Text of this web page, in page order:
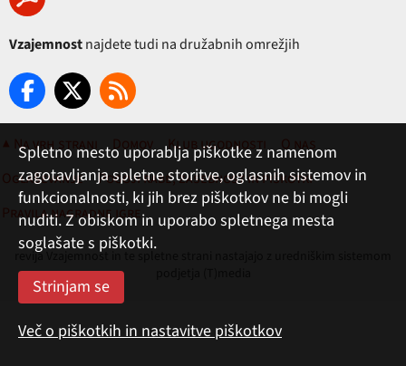
Vzajemnostnajdete tudi na družabnih omrežjih
▲ Na vrh strani Domov Klub ugodnosti
O nas
Oglaševanje
Pogoji rabe, zasebnost in piškotki
Pravila nagradne igre
revija Vzajemnost in te spletne strani nastajajo z uredniškim sistemom
Spletno mesto uporablja piškotke z namenom
zagotavljanja spletne storitve, oglasnih sistemov in
funkcionalnosti, ki jih brez piškotkov ne bi mogli
nuditi. Z obiskom in uporabo spletnega mesta
soglašate s piškotki.
Več o piškotkih in nastavitve piškotkov